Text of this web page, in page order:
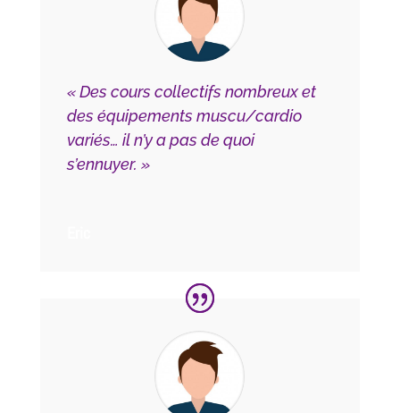
« Des cours collectifs nombreux et
des équipements muscu/cardio
variés… il n’y a pas de quoi
s’ennuyer. »